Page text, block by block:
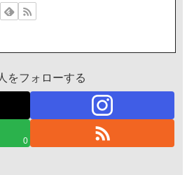
をフォローする
0